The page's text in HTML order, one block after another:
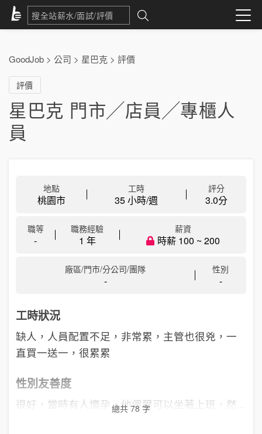
GoodJob > 公司 > 星巴克 > 評價
評價
星巴克 門市╱店員╱專櫃人
員
地點
桃園市
工時
35 小時/週
評分
3.0分
職等
-
職務經驗
1 年
薪資
時薪 100 ~ 200
廠區/門市/分公司/團隊
-
性別
-
工時狀況
缺人，人員配置不足，非常累，主管也很兇，一
直買一送一，很累累
性別友善度
很好，當時有人懷孕，他偶爾可以坐著上班，然...
總共 78 字